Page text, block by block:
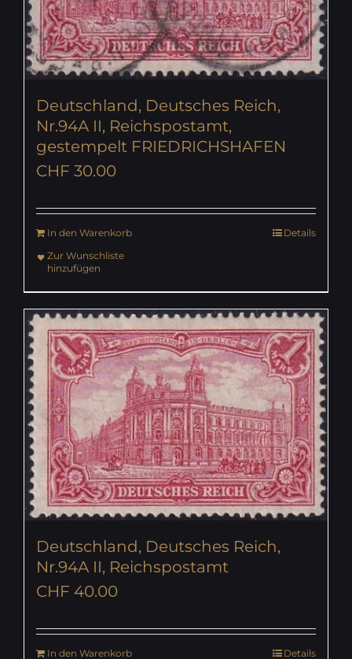
Deutschland, Deutsches Reich,
Nr.94A II, Reichspostamt,
gestempelt FRIEDRICHSHAFEN
CHF 30.00
In den Warenkorb
Details
Zur Wunschliste
hinzufügen
Deutschland, Deutsches Reich,
Nr.94A II, Reichspostamt
CHF 40.00
In den Warenkorb Details